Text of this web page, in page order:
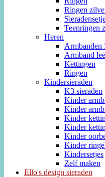
Ringen
Teenringen
Heren
Armbanden
Armband
Kettingen
Ringen
Kindersieraden
K3 sieraden
Kinder
Kinder
Kinder
Kinder
Kinder
Kinder
Kindersetjes
Zelf maken
Ello's design sieraden